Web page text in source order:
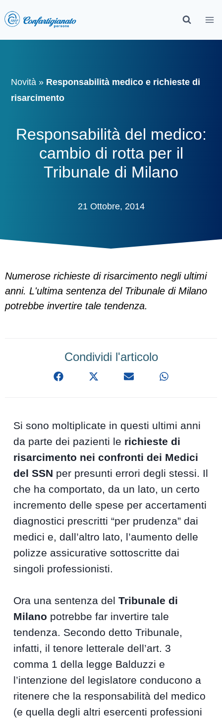
Novità » Responsabilità medico e richieste di
risarcimento
Responsabilità del medico:
cambio di rotta per il
Tribunale di Milano
21 Ottobre, 2014
Numerose richieste di risarcimento negli ultimi
anni. L'ultima sentenza del Tribunale di Milano
potrebbe invertire tale tendenza.
Condividi l'articolo
Si sono moltiplicate in questi ultimi anni
da parte dei pazienti le richieste di
risarcimento nei confronti dei Medici
del SSN per presunti errori degli stessi. Il
che ha comportato, da un lato, un certo
incremento delle spese per accertamenti
diagnostici prescritti “per prudenza” dai
medici e, dall’altro lato, l’aumento delle
polizze assicurative sottoscritte dai
singoli professionisti.
Ora una sentenza delTribunale di
Milano potrebbe far invertire tale
tendenza. Secondo detto Tribunale,
infatti, il tenore letterale dell’art. 3
comma 1 della legge Balduzzi e
l’intenzione del legislatore conducono a
ritenere che la responsabilità del medico
(e quella degli altri esercenti professioni